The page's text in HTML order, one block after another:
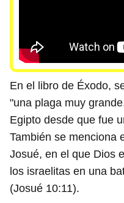
En el libro de Éxodo,
"una plaga muy
Egipto desde que fue
También se menciona
Josué, en el que Dios
los israelitas en una
(Josué 10:11).